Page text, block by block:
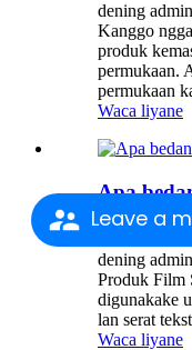
Leave a
dening
Kanggo
produk
permukaan.
permukaan
Waca liyane
Apa
PETG?
dening
Produk Film
digunakake
lan serat
Waca liyane